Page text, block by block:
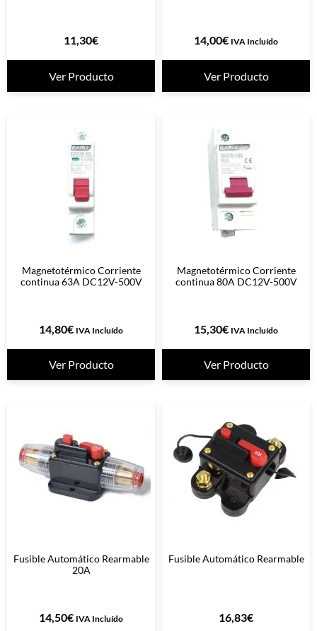
11,30€
Ver Producto
14,00€ IVA Incluído
Ver Producto
Magnetotérmico Corriente
continua 63A DC12V-500V
14,80€ IVA Incluído
Ver Producto
Magnetotérmico Corriente
continua 80A DC12V-500V
15,30€ IVA Incluído
Ver Producto
Fusible Automático Rearmable
20A
14,50€ IVA Incluído
Fusible Automático Rearmable
16,83€